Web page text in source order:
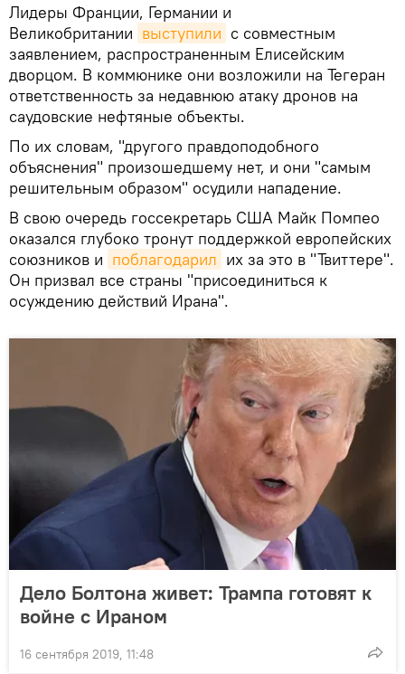
Лидеры Франции, Германии и
Великобритании выступили с совместным
заявлением, распространенным Елисейским
дворцом. В коммюнике они возложили на Тегеран
ответственность за недавнюю атаку дронов на
саудовские нефтяные объекты.
По их словам, "другого правдоподобного
объяснения" произошедшему нет, и они "самым
решительным образом" осудили нападение.
В свою очередь госсекретарь США Майк Помпео
оказался глубоко тронут поддержкой европейских
союзников и поблагодарил их за это в "Твиттере".
Он призвал все страны "присоединиться к
осуждению действий Ирана".
Дело Болтона живет: Трампа готовят к
войне с Ираном
16 сентября 2019, 11:48